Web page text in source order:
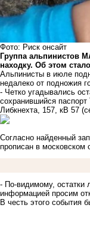
Фото: Риск онсайт
Группа альпинистов
находку. Об этом
Альпинисты в июле
недалеко от подножия
- Четко угадывались
сохранившийся паспорт
Либкнехта, 157, кВ 57
Согласно найденный
прописан в московском
- По-видимому, остатки
информацией просим
В честь этого события